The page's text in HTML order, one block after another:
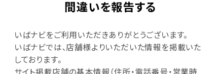
間違いを報告する
いばナビをご利用いただきありがとうございます。
いばナビでは、店舗様よりいただいた情報を掲載いた
しております。